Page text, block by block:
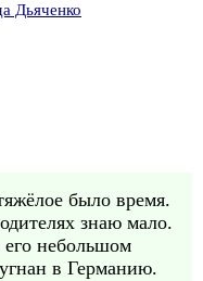
Дьяченко
было время.
знаю мало.
его небольшом
в Германию.